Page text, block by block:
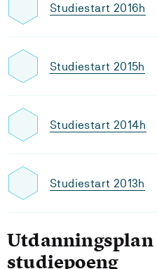
Studiestart 2016h
Studiestart 2015h
Studiestart 2014h
Studiestart 2013h
Utdanningsplan
studiepoeng